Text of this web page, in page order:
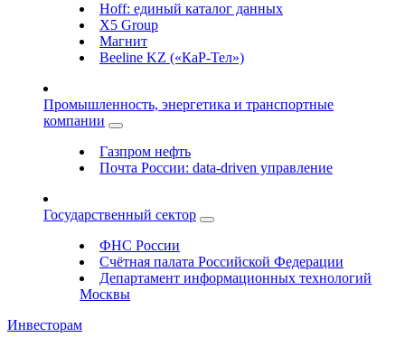
Hoff: единый каталог данных
X5 Group
Магнит
Beeline KZ («КаР-Тел»)
Промышленность, энергетика и транспортные
компании
Газпром нефть
Почта России: data-driven управление
Государственный сектор
ФНС России
Счётная палата Российской Федерации
Департамент информационных технологий
Москвы
Инвесторам